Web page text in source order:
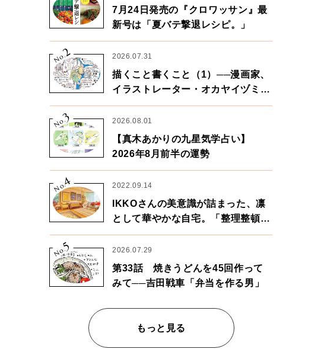
7月24日発売の『クロワッサン』最
新号は「夏バテ撃退レシピ。」
No.2 2026.07.31
描くこと書くこと（1）──漫画家、
イラストレーター・オカヤイヅミさ
ん×漫画家・鶴谷香央理さん
No.
3 2026.08.01
【真木あかりの九星気学占い】
2026年8月前半の運勢
No.
4 2022.09.14
IKKOさんの美意識が詰まった、凛
として華やかな自宅。「整理整頓は
心のリズムが乱されないための作
業」。
No.
5 2026.07.29
第33話 焼きうどんを45回作って
みて──吉田戦車「弁当を作る男」
もっと見る